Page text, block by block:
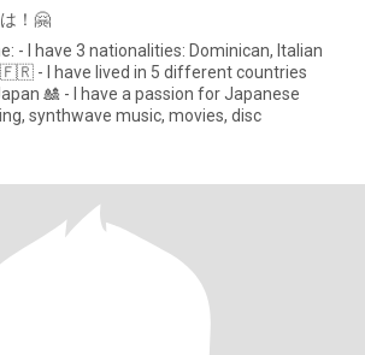
！🤗
- I have 3 nationalities: Dominican, Italian
- I have lived in 5 different countries
🎎 - I have a passion for Japanese
synthwave music, movies, disc